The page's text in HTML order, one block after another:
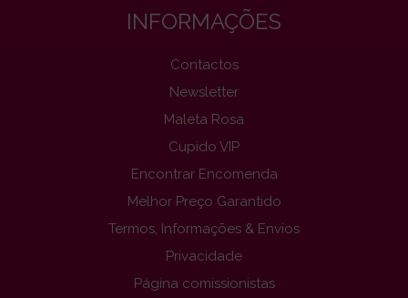
INFORMAÇÕES
Contactos
Newsletter
Maleta Rosa
Cupido VIP
Encontrar Encomenda
Melhor Preço Garantido
Termos, Informações & Envios
Privacidade
Página comissionistas